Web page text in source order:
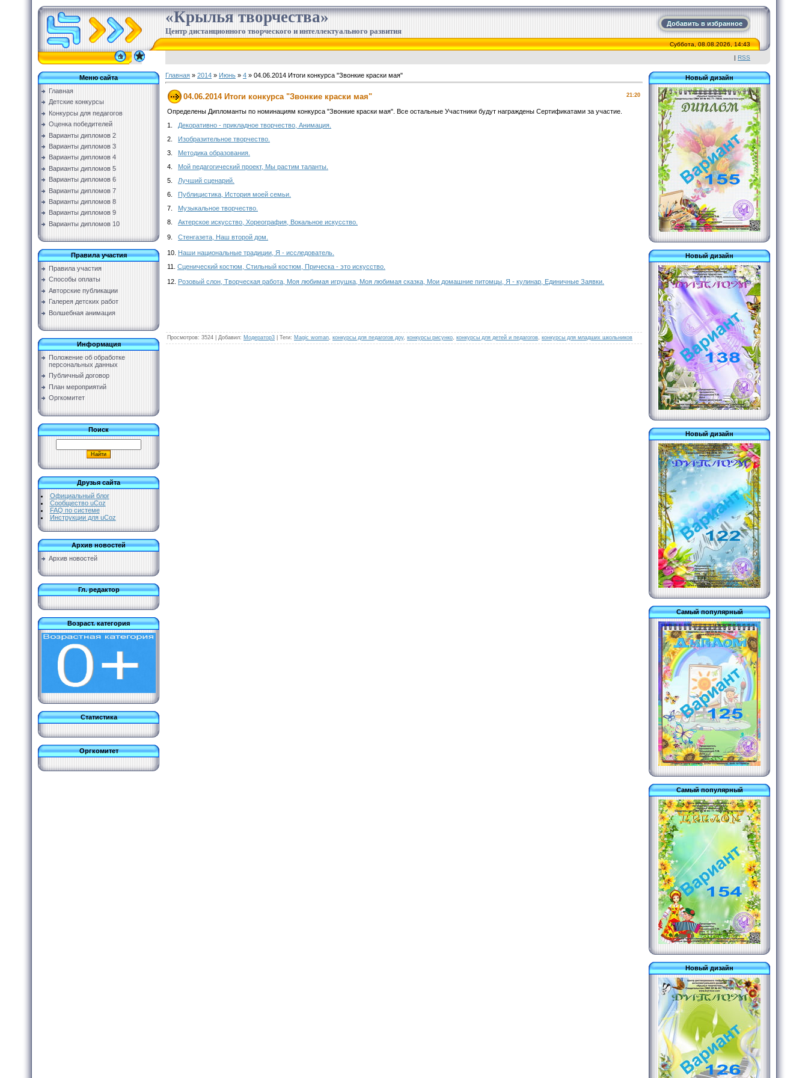
Добавить в избранное
«Крылья творчества»
Центр дистанционного творческого и интеллектуального развития
Суббота, 08.08.2026, 14:43
| RSS
Меню сайта
Главная
Детские конкурсы
Конкурсы для педагогов
Оценка победителей
Варианты дипломов 2
Варианты дипломов 3
Варианты дипломов 4
Варианты дипломов 5
Варианты дипломов 6
Варианты дипломов 7
Варианты дипломов 8
Варианты дипломов 9
Варианты дипломов 10
Правила участия
Правила участия
Способы оплаты
Авторские публикации
Галерея детских работ
Волшебная анимация
Информация
Положение об обработке
персональных данных
Публичный договор
План мероприятий
Оргкомитет
Поиск
Друзья сайта
Официальный блог
Сообщество uCoz
FAQ по системе
Инструкции для uCoz
Архив новостей
Архив новостей
Гл. редактор
Возраст. категория
Статистика
Оргкомитет
Главная » 2014 » Июнь » 4 » 04.06.2014 Итоги конкурса "Звонкие краски мая"
21:20
04.06.2014 Итоги конкурса "Звонкие краски мая"
Определены Дипломанты по номинациям конкурса "Звонкие краски мая". Все остальные Участники будут награждены Сертификатами за участие.
1. Декоративно - прикладное творчество, Анимация.
2. Изобразительное творчество.
3. Методика образования.
4. Мой педагогический проект, Мы растим таланты.
5. Лучший сценарий.
6. Публицистика, История моей семьи.
7. Музыкальное творчество.
8. Актерское искусство, Хореография, Вокальное искусство.
9. Стенгазета, Наш второй дом.
10. Наши национальные традиции, Я - исследователь.
11. Сценический костюм, Стильный костюм, Прическа - это искусство.
12. Розовый слон, Творческая работа, Моя любимая игрушка, Моя любимая сказка, Мои домашние питомцы, Я - кулинар, Единичные Заявки.
Просмотров: 3524 Добавил: Модератор3 Теги: Magic woman конкурсы для педагогов доу, конкурсы рисунко конкурсы для детей и педагогов конкурсы для младших школьников
Новый дизайн
Новый дизайн
Новый дизайн
Самый популярный
Самый популярный
Новый дизайн